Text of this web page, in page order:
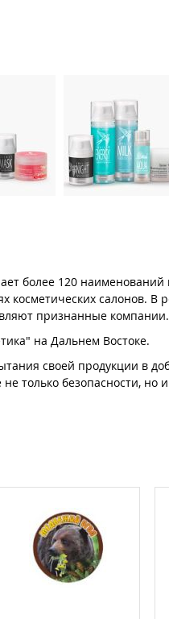
более 120
косметических салонов. В
признанные компании.
на Дальнем Востоке.
своей продукции в
только безопасности, но